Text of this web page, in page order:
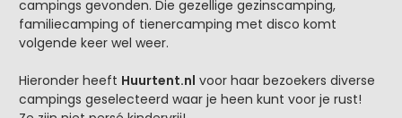
campings gevonden. Die gezellige gezinscamping,
familiecamping of tienercamping met disco komt
volgende keer wel weer.
Hieronder heeft Huurtent.nl voor haar bezoekers diverse
campings geselecteerd waar je heen kunt voor je rust!